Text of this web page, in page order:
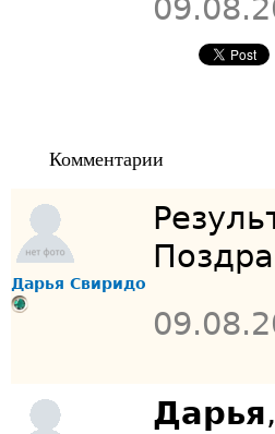
Комментарии
Дарья Свиридо
Дарья